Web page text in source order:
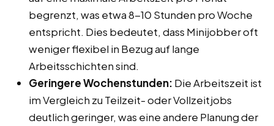
begrenzt, was etwa 8-10 Stunden pro Woche
entspricht. Dies bedeutet, dass Minijobber oft
weniger flexibel in Bezug auf lange
Arbeitsschichten sind.
Geringere Wochenstunden: Die Arbeitszeit ist
im Vergleich zu Teilzeit- oder Vollzeitjobs
deutlich geringer, was eine andere Planung der